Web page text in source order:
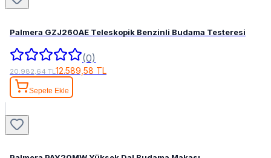
Palmera GZJ260AE Teleskopik Benzinli Budama Testeresi
(0)
20.982,64 TL12.589,58 TL
Sepete Ekle